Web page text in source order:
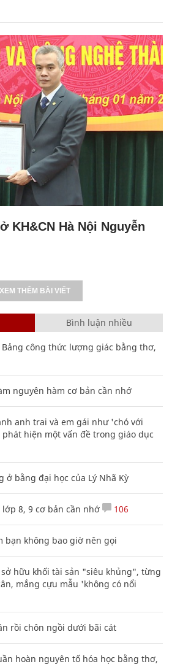
KH&CN Hà Nội Nguyễn
XEM THÊM BÀI VIẾT
Bình luận nhiều
công thức lượng giác bằng thơ,
nguyên hàm cơ bản cần nhớ
anh trai và em gái như 'chó với
hiện một vấn đề trong giáo dục
bằng đại học của Lý Nhã Kỳ
lớp 8, 9 cơ bản cần nhớ 106
bạn không bao giờ nên gọi
hữu khối tài sản "siêu khủng", từng
mắng cựu mẫu 'không có nổi
rồi chôn ngồi dưới bãi cát
hoàn nguyên tố hóa học bằng thơ,